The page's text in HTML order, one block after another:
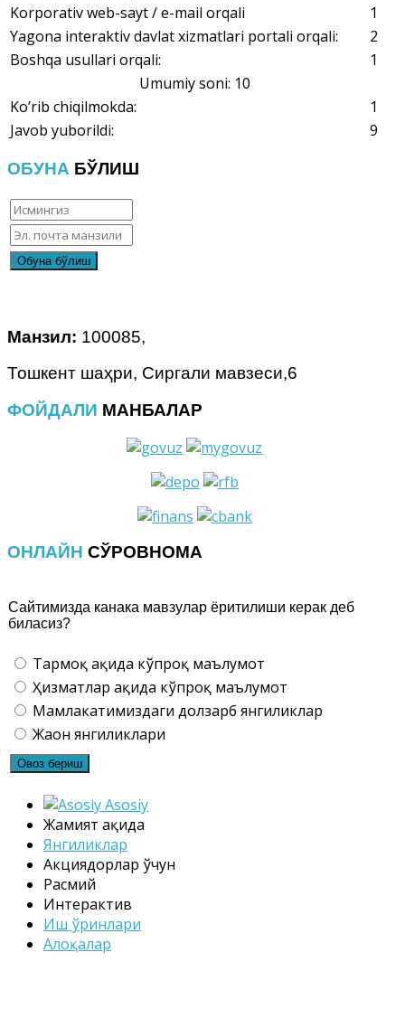
Korporativ web-sayt / e-mail orqali
1
Yagona interaktiv davlat xizmatlari portali orqali:
2
Boshqa usullari orqali:
1
Umumiy soni: 10
Ko’rib chiqilmokda:
1
Javob yuborildi:
9
ОБУНА БЎЛИШ
Манзил: 100085,
Тошкент шаҳри, Сиргали мавзеси,6
ФОЙДАЛИ МАНБАЛАР
ОНЛАЙН СЎРОВНОМА
Сайтимизда канака мавзулар ёритилиши керак деб
биласиз?
Тармоқ ҳақида кўпроқ маълумот
Ҳизматлар ҳақида кўпроқ маълумот
Мамлакатимиздаги долзарб янгиликлар
Жаҳон янгиликлари
Asosiy
Жамият ҳақида
Янгиликлар
Акциядорлар ўчун
Расмий
Интерактив
Иш ўринлари
Алоқалар